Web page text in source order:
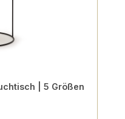
| 5 Größen